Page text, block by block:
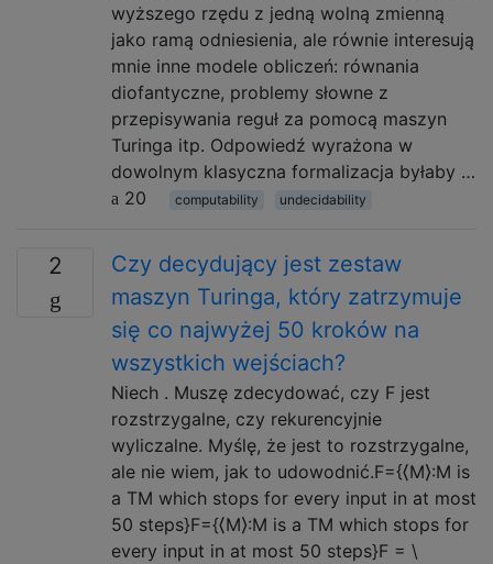
wyższego rzędu z jedną wolną zmienną
jako ramą odniesienia, ale równie interesują
mnie inne modele obliczeń: równania
diofantyczne, problemy słowne z
przepisywania reguł za pomocą maszyn
Turinga itp. Odpowiedź wyrażona w
dowolnym klasyczna formalizacja byłaby …
20
computability undecidability
2
Czy decydujący jest zestaw
maszyn Turinga, który zatrzymuje
się co najwyżej 50 kroków na
wszystkich wejściach?
Niech . Muszę zdecydować, czy F jest
rozstrzygalne, czy rekurencyjnie
wyliczalne. Myślę, że jest to rozstrzygalne,
ale nie wiem, jak to udowodnić.F={⟨M⟩:M is
a TM which stops for every input in at most
50 steps}F={⟨M⟩:M is a TM which stops for
every input in at most 50 steps}F = \